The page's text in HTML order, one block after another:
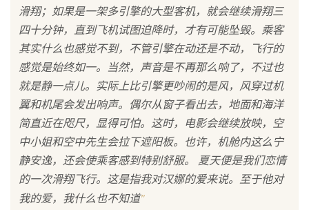
滑翔；如果是一架多引擎的大型客机，就会继续滑翔三
四十分钟，直到飞机试图迫降时，才有可能坠毁。乘客
其实什么也感觉不到，不管引擎在动还是不动，飞行的
感觉是始终如一。当然，声音是不再那么响了，不过也
就是静一点儿。实际上比引擎更吵闹的是风，风穿过机
翼和机尾会发出响声。偶尔从窗子看出去，地面和海洋
简直近在咫尺，显得可怕。这时，电影会继续放映，空
中小姐和空中先生会拉下遮阳板。也许，机舱内这么宁
静安逸，还会使乘客感到特别舒服。 夏天便是我们恋情
的一次滑翔飞行。这是指我对汉娜的爱来说。至于他对
我的爱，我什么也不知道"